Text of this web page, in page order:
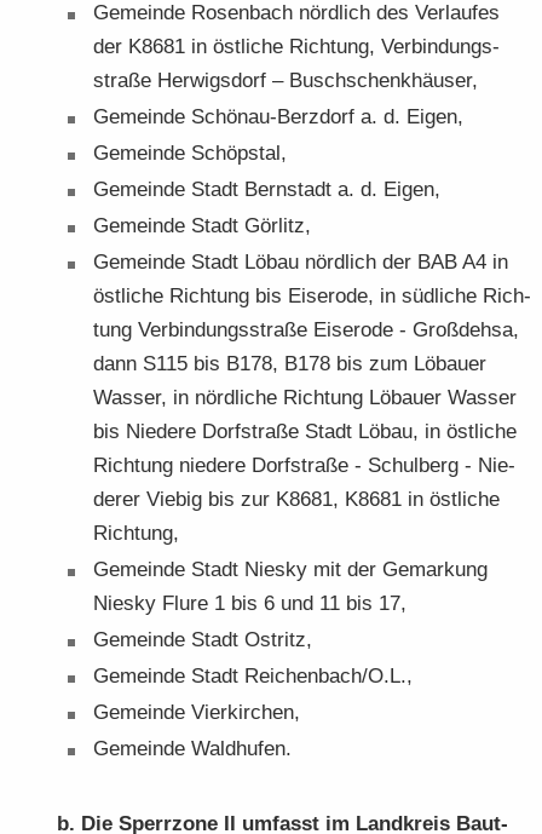
Ge­mein­de Ro­sen­bach nörd­lich des Ver­lau­fes
der K8681 in öst­li­che Rich­tung, Ver­bin­dungs­
stra­ße Her­wigs­dorf – Busch­schenk­häu­ser,
Ge­mein­de Schönau-​Berzdorf a. d. Eigen,
Ge­mein­de Schöps­tal,
Ge­mein­de Stadt Bern­stadt a. d. Eigen,
Ge­mein­de Stadt Gör­litz,
Ge­mein­de Stadt Löbau nörd­lich der BAB A4 in
öst­li­che Rich­tung bis Ei­sero­de, in süd­li­che Rich­
tung Ver­bin­dungs­stra­ße Ei­sero­de - Groß­deh­sa,
dann S115 bis B178, B178 bis zum Lö­bau­er
Was­ser, in nörd­li­che Rich­tung Lö­bau­er Was­ser
bis Nie­de­re Dorf­stra­ße Stadt Löbau, in öst­li­che
Rich­tung nie­de­re Dorf­stra­ße - Schul­berg - Nie­
de­rer Vie­big bis zur K8681, K8681 in öst­li­che
Rich­tung,
Ge­mein­de Stadt Nies­ky mit der Ge­mar­kung
Nies­ky Flure 1 bis 6 und 11 bis 17,
Ge­mein­de Stadt Ost­ritz,
Ge­mein­de Stadt Rei­chen­bach/O.L.,
Ge­mein­de Vier­kir­chen,
Ge­mein­de Wald­hu­fen.
b. Die Sperr­zo­ne II um­fasst im Land­kreis Baut­